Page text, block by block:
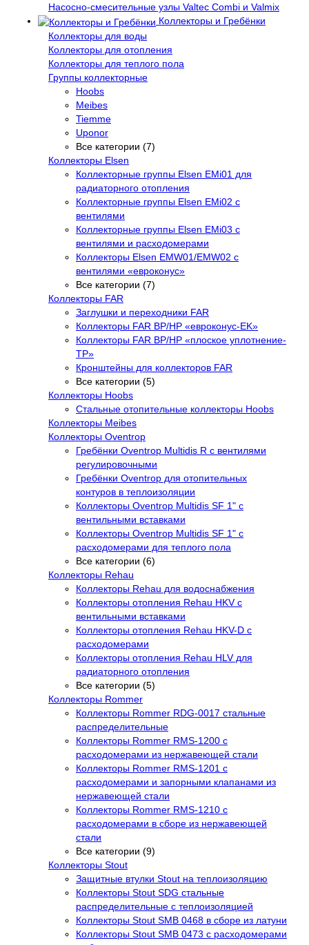
Насосно-смесительные узлы Valtec Combi и Valmix
Коллекторы и Гребёнки
Коллекторы для воды
Коллекторы для отопления
Коллекторы для теплого пола
Группы коллекторные
Hoobs
Meibes
Tiemme
Uponor
Все категории (7)
Коллекторы Elsen
Коллекторные группы Elsen EMi01 для
радиаторного отопления
Коллекторные группы Elsen EMi02 с
вентилями
Коллекторные группы Elsen EMi03 с
вентилями и расходомерами
Коллекторы Elsen EMW01/EMW02 с
вентилями «евроконус»
Все категории (7)
Коллекторы FAR
Заглушки и переходники FAR
Коллекторы FAR ВР/НР «евроконус-EK»
Коллекторы FAR ВР/НР «плоское уплотнение-
TP»
Кронштейны для коллекторов FAR
Все категории (5)
Коллекторы Hoobs
Стальные отопительные коллекторы Hoobs
Коллекторы Meibes
Коллекторы Oventrop
Гребёнки Oventrop Multidis R с вентилями
регулировочными
Гребёнки Oventrop для отопительных
контуров в теплоизоляции
Коллекторы Oventrop Multidis SF 1" с
вентильными вставками
Коллекторы Oventrop Multidis SF 1" с
расходомерами для теплого пола
Все категории (6)
Коллекторы Rehau
Коллекторы Rehau для водоснабжения
Коллекторы отопления Rehau HKV с
вентильными вставками
Коллекторы отопления Rehau HKV-D с
расходомерами
Коллекторы отопления Rehau HLV для
радиаторного отопления
Все категории (5)
Коллекторы Rommer
Коллекторы Rommer RDG-0017 стальные
распределительные
Коллекторы Rommer RMS-1200 с
расходомерами из нержавеющей стали
Коллекторы Rommer RMS-1201 с
расходомерами и запорными клапанами из
нержавеющей стали
Коллекторы Rommer RMS-1210 с
расходомерами в сборе из нержавеющей
стали
Все категории (9)
Коллекторы Stout
Защитные втулки Stout на теплоизоляцию
Коллекторы Stout SDG стальные
распределительные с теплоизоляцией
Коллекторы Stout SMB 0468 в сборе из латуни
Коллекторы Stout SMB 0473 с расходомерами